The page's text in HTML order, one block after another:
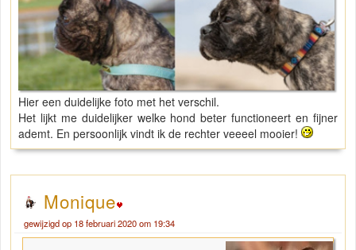
Hier een duidelijke foto met het verschil.
Het lijkt me duidelijker welke hond beter functioneert en fijner
ademt. En persoonlijk vindt ik de rechter veeeel mooier!
Monique
gewijzigd op 18 februari 2020 om 19:34